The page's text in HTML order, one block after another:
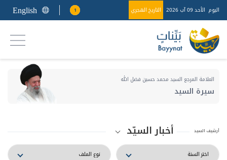
اليوم الأحد 09 آب 2026 التاريخ الهجري 1
English
العلامة المرجع السيد محمد حسين فضل الله
سيرة السيد
أرشيف السيد أخبار السيّد